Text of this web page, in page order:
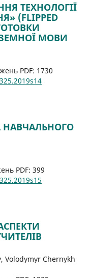
ТЕХНОЛОГІЇ
(FLIPPED
МОВИ
PDF: 1730
НАВЧАЛЬНОГО
PDF: 399
Volodymyr Chernykh